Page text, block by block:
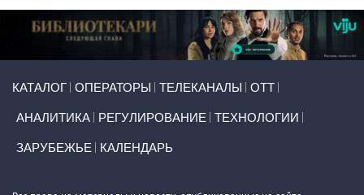
КАТАЛОГ ОПЕРАТОРЫ ТЕЛЕКАНАЛЫ ОТТ
АНАЛИТИКА РЕГУЛИРОВАНИЕ ТЕХНОЛОГИИ
ЗАРУБЕЖЬЕ КАЛЕНДАРЬ